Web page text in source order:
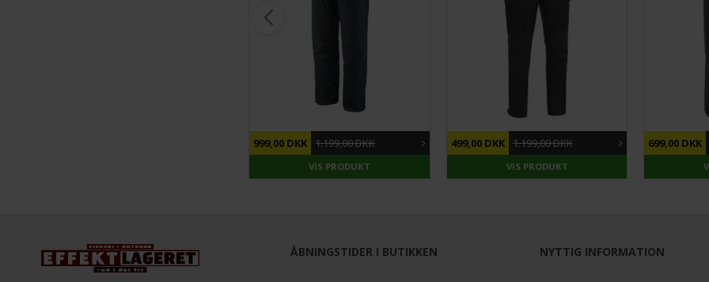
999,00 DKK 1.199,00 DKK
VIS PRODUKT
499,00 DKK 1.199,00 DKK
58%
VIS PRODUKT
699,00 DKK
ÅBNINGSTIDER I BUTIKKEN NYTTIG INFORMATION